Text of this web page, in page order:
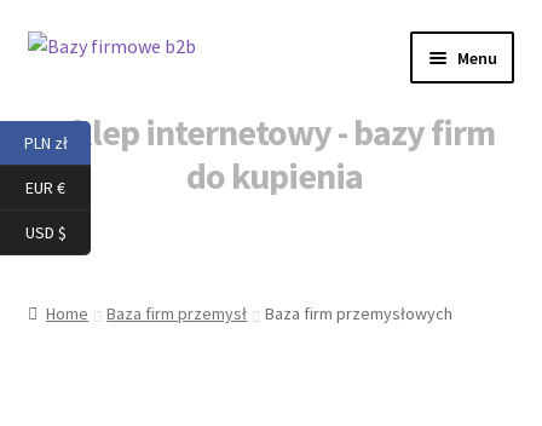
Przejdź
Przejdź
Sklep internetowy - bazy firm
do kupienia
Menu
Strona główna
Home Baza firm przemysł Baza firm przemysłowych
PLN zł
EUR €
USD $